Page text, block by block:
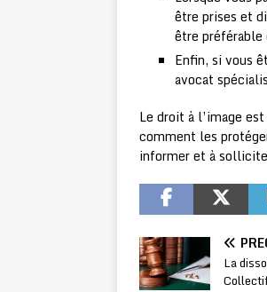
être prises et
être préférable
Enfin, si vous
avocat
Le droit à l’image
comment les
informer et à
La